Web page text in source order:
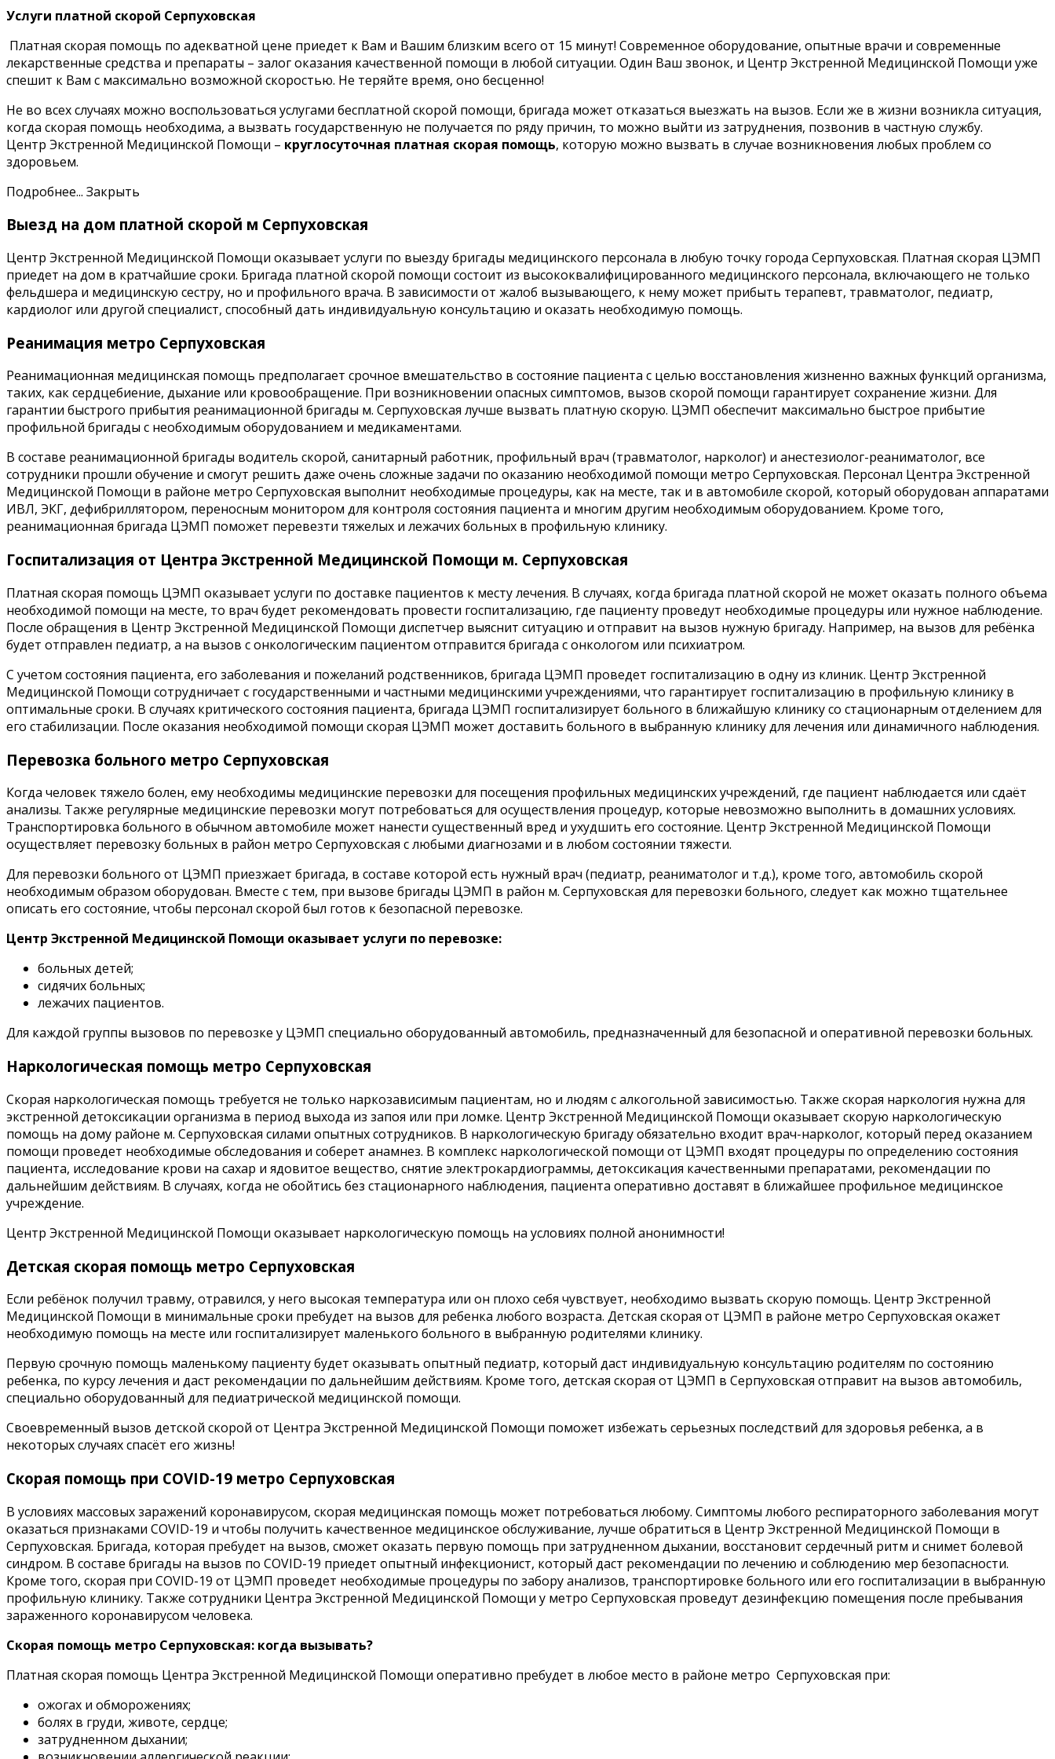
Услуги платной скорой Серпуховская
Платная скорая помощь по адекватной цене приедет к Вам и Вашим близким всего от 15 минут! Современное оборудование, опытные врачи и современные
лекарственные средства и препараты – залог оказания качественной помощи в любой ситуации. Один Ваш звонок, и Центр Экстренной Медицинской Помощи уже
спешит к Вам с максимально возможной скоростью. Не теряйте время, оно бесценно!
Не во всех случаях можно воспользоваться услугами бесплатной скорой помощи, бригада может отказаться выезжать на вызов. Если же в жизни возникла ситуация,
когда скорая помощь необходима, а вызвать государственную не получается по ряду причин, то можно выйти из затруднения, позвонив в частную службу.
Центр Экстренной Медицинской Помощи – круглосуточная платная скорая помощь, которую можно вызвать в случае возникновения любых проблем со
здоровьем.
Подробнее... Закрыть
Выезд на дом платной скорой м Серпуховская
Центр Экстренной Медицинской Помощи оказывает услуги по выезду бригады медицинского персонала в любую точку города Серпуховская. Платная скорая ЦЭМП
приедет на дом в кратчайшие сроки. Бригада платной скорой помощи состоит из высококвалифицированного медицинского персонала, включающего не только
фельдшера и медицинскую сестру, но и профильного врача. В зависимости от жалоб вызывающего, к нему может прибыть терапевт, травматолог, педиатр,
кардиолог или другой специалист, способный дать индивидуальную консультацию и оказать необходимую помощь.
Реанимация метро Серпуховская
Реанимационная медицинская помощь предполагает срочное вмешательство в состояние пациента с целью восстановления жизненно важных функций организма,
таких, как сердцебиение, дыхание или кровообращение. При возникновении опасных симптомов, вызов скорой помощи гарантирует сохранение жизни. Для
гарантии быстрого прибытия реанимационной бригады м. Серпуховская лучше вызвать платную скорую. ЦЭМП обеспечит максимально быстрое прибытие
профильной бригады с необходимым оборудованием и медикаментами.
В составе реанимационной бригады водитель скорой, санитарный работник, профильный врач (травматолог, нарколог) и анестезиолог-реаниматолог, все
сотрудники прошли обучение и смогут решить даже очень сложные задачи по оказанию необходимой помощи метро Серпуховская. Персонал Центра Экстренной
Медицинской Помощи в районе метро Серпуховская выполнит необходимые процедуры, как на месте, так и в автомобиле скорой, который оборудован аппаратами
ИВЛ, ЭКГ, дефибриллятором, переносным монитором для контроля состояния пациента и многим другим необходимым оборудованием. Кроме того,
реанимационная бригада ЦЭМП поможет перевезти тяжелых и лежачих больных в профильную клинику.
Госпитализация от Центра Экстренной Медицинской Помощи м. Серпуховская
Платная скорая помощь ЦЭМП оказывает услуги по доставке пациентов к месту лечения. В случаях, когда бригада платной скорой не может оказать полного объема
необходимой помощи на месте, то врач будет рекомендовать провести госпитализацию, где пациенту проведут необходимые процедуры или нужное наблюдение.
После обращения в Центр Экстренной Медицинской Помощи диспетчер выяснит ситуацию и отправит на вызов нужную бригаду. Например, на вызов для ребёнка
будет отправлен педиатр, а на вызов с онкологическим пациентом отправится бригада с онкологом или психиатром.
С учетом состояния пациента, его заболевания и пожеланий родственников, бригада ЦЭМП проведет госпитализацию в одну из клиник. Центр Экстренной
Медицинской Помощи сотрудничает с государственными и частными медицинскими учреждениями, что гарантирует госпитализацию в профильную клинику в
оптимальные сроки. В случаях критического состояния пациента, бригада ЦЭМП госпитализирует больного в ближайшую клинику со стационарным отделением для
его стабилизации. После оказания необходимой помощи скорая ЦЭМП может доставить больного в выбранную клинику для лечения или динамичного наблюдения.
Перевозка больного метро Серпуховская
Когда человек тяжело болен, ему необходимы медицинские перевозки для посещения профильных медицинских учреждений, где пациент наблюдается или сдаёт
анализы. Также регулярные медицинские перевозки могут потребоваться для осуществления процедур, которые невозможно выполнить в домашних условиях.
Транспортировка больного в обычном автомобиле может нанести существенный вред и ухудшить его состояние. Центр Экстренной Медицинской Помощи
осуществляет перевозку больных в район метро Серпуховская с любыми диагнозами и в любом состоянии тяжести.
Для перевозки больного от ЦЭМП приезжает бригада, в составе которой есть нужный врач (педиатр, реаниматолог и т.д.), кроме того, автомобиль скорой
необходимым образом оборудован. Вместе с тем, при вызове бригады ЦЭМП в район м. Серпуховская для перевозки больного, следует как можно тщательнее
описать его состояние, чтобы персонал скорой был готов к безопасной перевозке.
Центр Экстренной Медицинской Помощи оказывает услуги по перевозке:
больных детей;
сидячих больных;
лежачих пациентов.
Для каждой группы вызовов по перевозке у ЦЭМП специально оборудованный автомобиль, предназначенный для безопасной и оперативной перевозки больных.
Наркологическая помощь метро Серпуховская
Скорая наркологическая помощь требуется не только наркозависимым пациентам, но и людям с алкогольной зависимостью. Также скорая наркология нужна для
экстренной детоксикации организма в период выхода из запоя или при ломке. Центр Экстренной Медицинской Помощи оказывает скорую наркологическую
помощь на дому районе м. Серпуховская силами опытных сотрудников. В наркологическую бригаду обязательно входит врач-нарколог, который перед оказанием
помощи проведет необходимые обследования и соберет анамнез. В комплекс наркологической помощи от ЦЭМП входят процедуры по определению состояния
пациента, исследование крови на сахар и ядовитое вещество, снятие электрокардиограммы, детоксикация качественными препаратами, рекомендации по
дальнейшим действиям. В случаях, когда не обойтись без стационарного наблюдения, пациента оперативно доставят в ближайшее профильное медицинское
учреждение.
Центр Экстренной Медицинской Помощи оказывает наркологическую помощь на условиях полной анонимности!
Детская скорая помощь метро Серпуховская
Если ребёнок получил травму, отравился, у него высокая температура или он плохо себя чувствует, необходимо вызвать скорую помощь. Центр Экстренной
Медицинской Помощи в минимальные сроки пребудет на вызов для ребенка любого возраста. Детская скорая от ЦЭМП в районе метро Серпуховская окажет
необходимую помощь на месте или госпитализирует маленького больного в выбранную родителями клинику.
Первую срочную помощь маленькому пациенту будет оказывать опытный педиатр, который даст индивидуальную консультацию родителям по состоянию
ребенка, по курсу лечения и даст рекомендации по дальнейшим действиям. Кроме того, детская скорая от ЦЭМП в Серпуховская отправит на вызов автомобиль,
специально оборудованный для педиатрической медицинской помощи.
Своевременный вызов детской скорой от Центра Экстренной Медицинской Помощи поможет избежать серьезных последствий для здоровья ребенка, а в
некоторых случаях спасёт его жизнь!
Скорая помощь при COVID-19 метро Серпуховская
В условиях массовых заражений коронавирусом, скорая медицинская помощь может потребоваться любому. Симптомы любого респираторного заболевания могут
оказаться признаками COVID-19 и чтобы получить качественное медицинское обслуживание, лучше обратиться в Центр Экстренной Медицинской Помощи в
Серпуховская. Бригада, которая пребудет на вызов, сможет оказать первую помощь при затрудненном дыхании, восстановит сердечный ритм и снимет болевой
синдром. В составе бригады на вызов по COVID-19 приедет опытный инфекционист, который даст рекомендации по лечению и соблюдению мер безопасности.
Кроме того, скорая при COVID-19 от ЦЭМП проведет необходимые процедуры по забору анализов, транспортировке больного или его госпитализации в выбранную
профильную клинику. Также сотрудники Центра Экстренной Медицинской Помощи у метро Серпуховская проведут дезинфекцию помещения после пребывания
зараженного коронавирусом человека.
Скорая помощь метро Серпуховская: когда вызывать?
Платная скорая помощь Центра Экстренной Медицинской Помощи оперативно пребудет в любое место в районе метро Серпуховская при:
ожогах и обморожениях;
болях в груди, животе, сердце;
затрудненном дыхании;